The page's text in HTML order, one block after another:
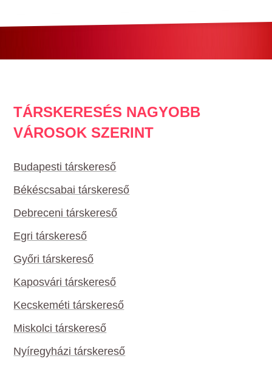
TÁRSKERESÉS NAGYOBB
VÁROSOK SZERINT
Budapesti társkereső
Békéscsabai társkereső
Debreceni társkereső
Egri társkereső
Győri társkereső
Kaposvári társkereső
Kecskeméti társkereső
Miskolci társkereső
Nyíregyházi társkereső